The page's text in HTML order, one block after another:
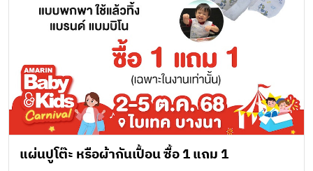
แผ่นปูโต๊ะ หรือผ้ากันเปื้อน ซื้อ 1 แถม 1